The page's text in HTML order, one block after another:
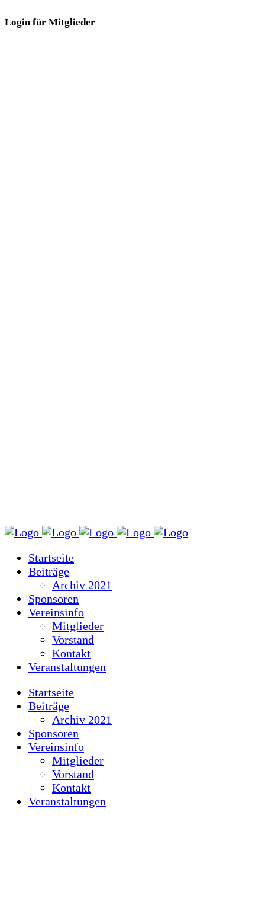
Login für Mitglieder
Startseite
Beiträge
Archiv 2021
Sponsoren
Vereinsinfo
Mitglieder
Vorstand
Kontakt
Veranstaltungen
Startseite
Beiträge
Archiv 2021
Sponsoren
Vereinsinfo
Mitglieder
Vorstand
Kontakt
Veranstaltungen